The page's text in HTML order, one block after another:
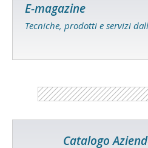
E-magazine
Tecniche, prodotti e servizi
Catalogo